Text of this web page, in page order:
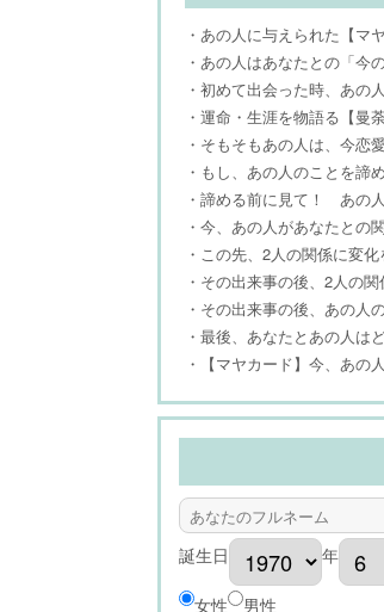
・あの人に与えられた【マ
・あの人はあなたとの「今
・初めて出会った時、あの
・運命・生涯を物語る【曼
・そもそもあの人は、今
・もし、あの人のことを
・諦める前に見て！ あの
・今、あの人があなたとの
・この先、2人の関係に変
・その出来事の後、2人の
・その出来事の後、あの人
・最後、あなたとあの人は
・【マヤカード】今、あの
誕生日 年
女性 男性